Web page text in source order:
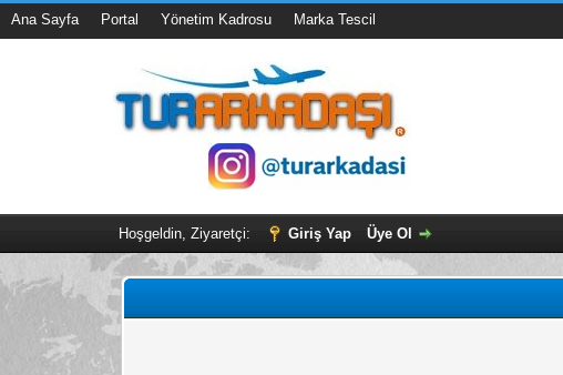
Ana Sayfa Portal Yönetim Kadrosu Marka Tescil
Hoşgeldin, Ziyaretçi: Giriş Yap Üye Ol